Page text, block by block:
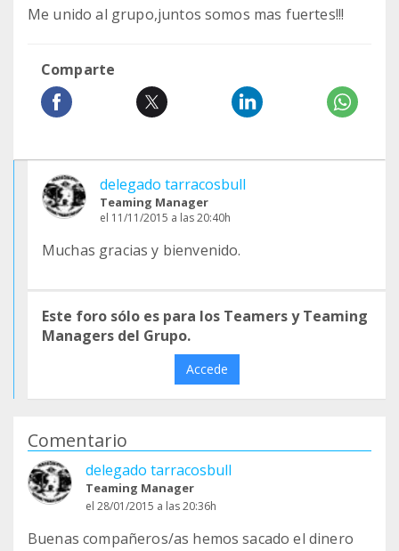
Me unido al grupo,juntos somos mas fuertes!!!
Comparte
delegado tarracosbull
Teaming Manager
el 11/11/2015 a las 20:40h
Muchas gracias y bienvenido.
Este foro sólo es para los Teamers y Teaming
Managers del Grupo.
Accede
Comentario
delegado tarracosbull
Teaming Manager
el 28/01/2015 a las 20:36h
Buenas compañeros/as hemos sacado el dinero